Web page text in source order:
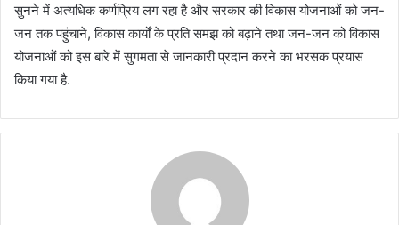
सुनने में अत्यधिक कर्णप्रिय लग रहा है और सरकार की विकास योजनाओं को जन-
जन तक पहुंचाने, विकास कार्यों के प्रति समझ को बढ़ाने तथा जन-जन को विकास
योजनाओं को इस बारे में सुगमता से जानकारी प्रदान करने का भरसक प्रयास
किया गया है.